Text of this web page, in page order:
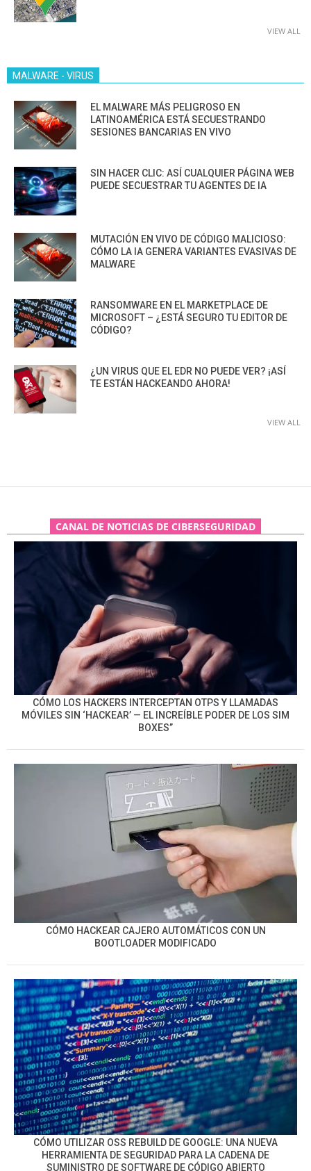
VIEW ALL
MALWARE - VIRUS
EL MALWARE MÁS PELIGROSO EN
LATINOAMÉRICA ESTÁ SECUESTRANDO
SESIONES BANCARIAS EN VIVO
SIN HACER CLIC: ASÍ CUALQUIER PÁGINA WEB
PUEDE SECUESTRAR TU AGENTES DE IA
MUTACIÓN EN VIVO DE CÓDIGO MALICIOSO:
CÓMO LA IA GENERA VARIANTES EVASIVAS DE
MALWARE
RANSOMWARE EN EL MARKETPLACE DE
MICROSOFT – ¿ESTÁ SEGURO TU EDITOR DE
CÓDIGO?
¿UN VIRUS QUE EL EDR NO PUEDE VER? ¡ASÍ
TE ESTÁN HACKEANDO AHORA!
VIEW ALL
CANAL DE NOTICIAS DE CIBERSEGURIDAD
CÓMO LOS HACKERS INTERCEPTAN OTPS Y LLAMADAS
MÓVILES SIN ‘HACKEAR’ — EL INCREÍBLE PODER DE LOS SIM
BOXES”
CÓMO HACKEAR CAJERO AUTOMÁTICOS CON UN
BOOTLOADER MODIFICADO
CÓMO UTILIZAR OSS REBUILD DE GOOGLE: UNA NUEVA
HERRAMIENTA DE SEGURIDAD PARA LA CADENA DE
SUMINISTRO DE SOFTWARE DE CÓDIGO ABIERTO